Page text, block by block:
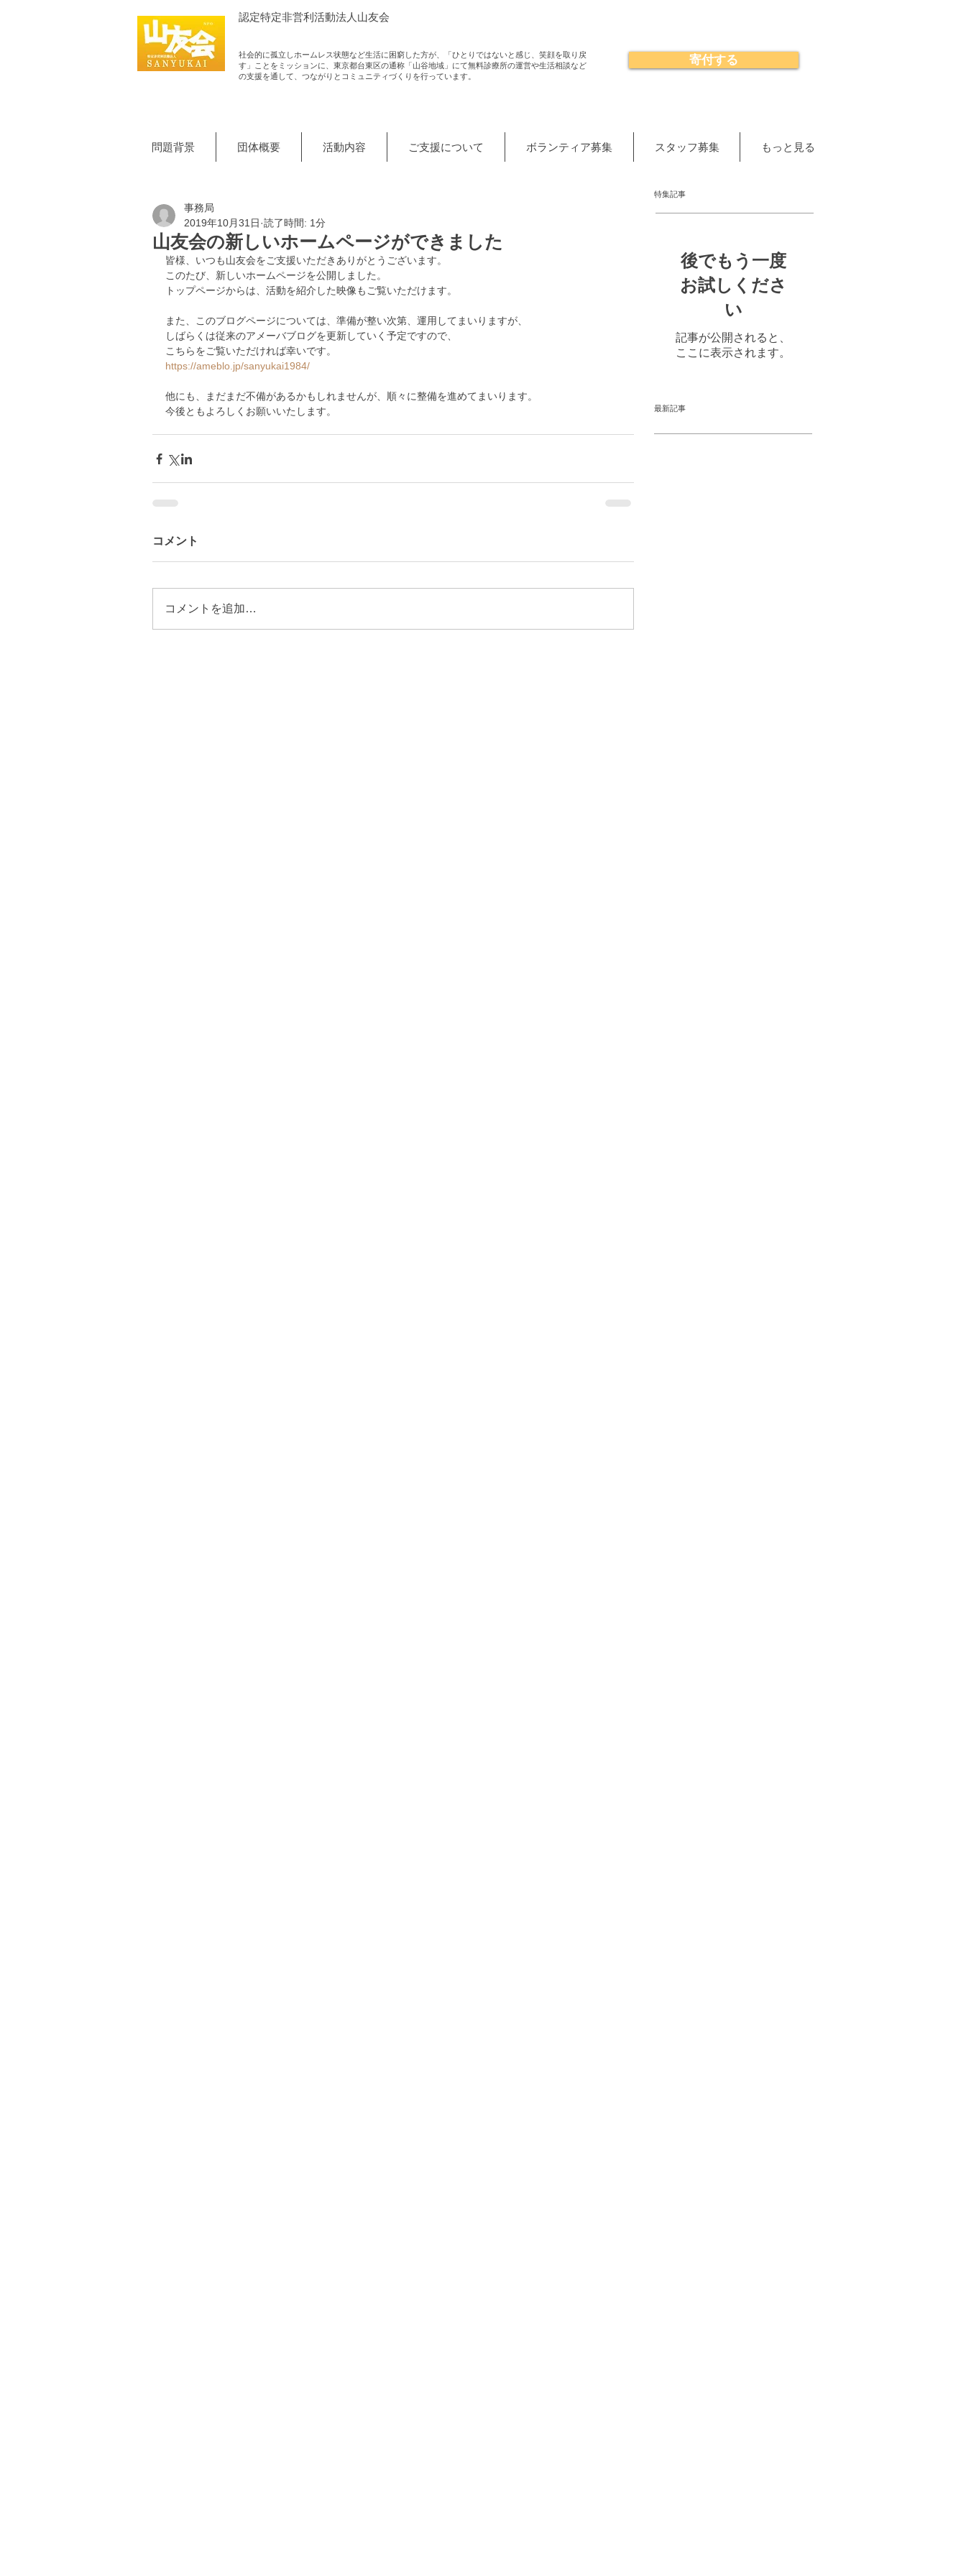
認定​特定非営利活動法人山友会
社会的に孤立しホームレス状態など生活に困窮した方が、「ひとりではないと感じ、笑顔を取り戻
す」ことをミッションに、東京都台東区の通称「山谷地域」にて無料診療所の運営や生活相談など
の支援を通して、つながりとコミュニティづくりを行っています。
寄付する
問題背景 団体概要 活動内容 ご支援について ボランティア募集 スタッフ募集 もっと見る
山友会の新しいホームページができました
事務局
2019年10月31日 読了時間: 1分
皆様、いつも山友会をご支援いただきありがとうございます。
このたび、新しいホームページを公開しました。
トップページからは、活動を紹介した映像もご覧いただけます。
また、このブログページについては、準備が整い次第、運用してまいりますが、
しばらくは従来のアメーバブログを更新していく予定ですので、
こちらをご覧いただければ幸いです。
https://ameblo.jp/sanyukai1984/
他にも、まだまだ不備があるかもしれませんが、順々に整備を進めてまいります。
今後ともよろしくお願いいたします。
コメント
コメントを追加…
特集記事
後でもう一度
お試しくださ
い
記事が公開されると、
ここに表示されます。
最新記事